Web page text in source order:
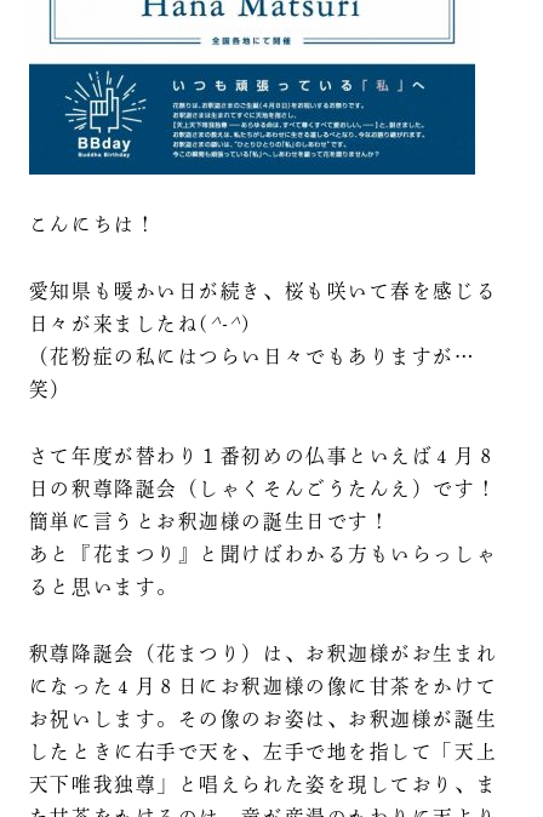
こんにちは！
愛知県も暖かい日が続き、桜も咲いて春を感じる
日々が来ましたね( ^-^)
（花粉症の私にはつらい日々でもありますが…
笑）
さて年度が替わり１番初めの仏事といえば４月８
日の釈尊降誕会（しゃくそんごうたんえ）です！
簡単に言うとお釈迦様の誕生日です！
あと『花まつり』と聞けばわかる方もいらっしゃ
ると思います。
釈尊降誕会（花まつり）は、お釈迦様がお生まれ
になった４月８日にお釈迦様の像に甘茶をかけて
お祝いします。その像のお姿は、お釈迦様が誕生
したときに右手で天を、左手で地を指して「天上
天下唯我独尊」と唱えられた姿を現しており、ま